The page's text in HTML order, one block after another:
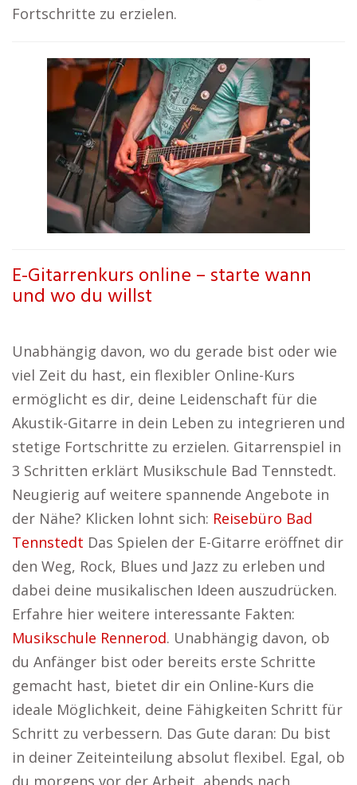
Fortschritte zu erzielen.
E-Gitarrenkurs online – starte wann
und wo du willst
Unabhängig davon, wo du gerade bist oder wie
viel Zeit du hast, ein flexibler Online-Kurs
ermöglicht es dir, deine Leidenschaft für die
Akustik-Gitarre in dein Leben zu integrieren und
stetige Fortschritte zu erzielen. Gitarrenspiel in
3 Schritten erklärt Musikschule Bad Tennstedt.
Neugierig auf weitere spannende Angebote in
der Nähe? Klicken lohnt sich: Reisebüro Bad
Tennstedt Das Spielen der E-Gitarre eröffnet dir
den Weg, Rock, Blues und Jazz zu erleben und
dabei deine musikalischen Ideen auszudrücken.
Erfahre hier weitere interessante Fakten:
Musikschule Rennerod. Unabhängig davon, ob
du Anfänger bist oder bereits erste Schritte
gemacht hast, bietet dir ein Online-Kurs die
ideale Möglichkeit, deine Fähigkeiten Schritt für
Schritt zu verbessern. Das Gute daran: Du bist
in deiner Zeiteinteilung absolut flexibel. Egal, ob
du morgens vor der Arbeit, abends nach